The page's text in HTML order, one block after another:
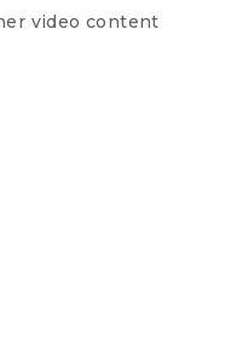
video content